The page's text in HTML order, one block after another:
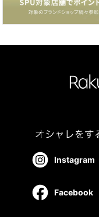
Instagram
Facebook